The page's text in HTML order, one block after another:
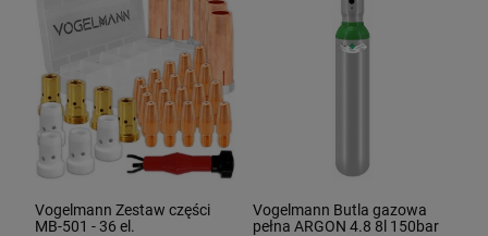
Vogelmann Zestaw części
MB-501 - 36 el.
Vogelmann Butla gazowa
pełna ARGON 4.8 8l 150bar